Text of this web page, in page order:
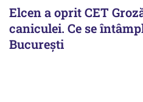
Elcen a oprit CET
caniculei. Ce se
București